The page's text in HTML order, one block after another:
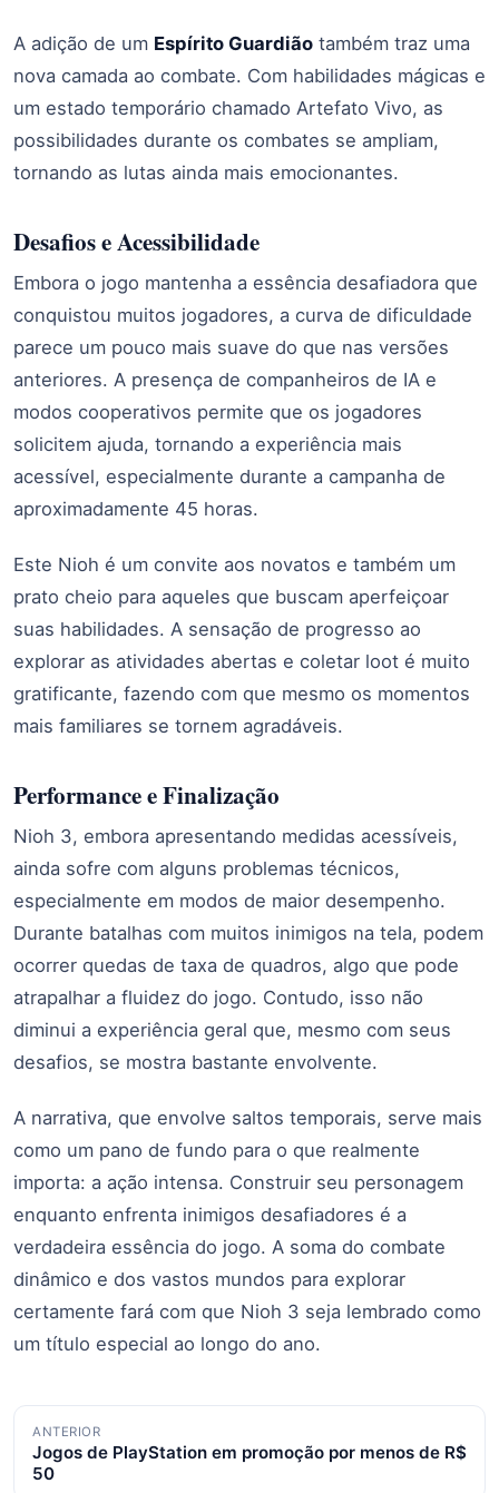
A adição de um Espírito Guardião também traz uma
nova camada ao combate. Com habilidades mágicas e
um estado temporário chamado Artefato Vivo, as
possibilidades durante os combates se ampliam,
tornando as lutas ainda mais emocionantes.
Desafios e Acessibilidade
Embora o jogo mantenha a essência desafiadora que
conquistou muitos jogadores, a curva de dificuldade
parece um pouco mais suave do que nas versões
anteriores. A presença de companheiros de IA e
modos cooperativos permite que os jogadores
solicitem ajuda, tornando a experiência mais
acessível, especialmente durante a campanha de
aproximadamente 45 horas.
Este Nioh é um convite aos novatos e também um
prato cheio para aqueles que buscam aperfeiçoar
suas habilidades. A sensação de progresso ao
explorar as atividades abertas e coletar loot é muito
gratificante, fazendo com que mesmo os momentos
mais familiares se tornem agradáveis.
Performance e Finalização
Nioh 3, embora apresentando medidas acessíveis,
ainda sofre com alguns problemas técnicos,
especialmente em modos de maior desempenho.
Durante batalhas com muitos inimigos na tela, podem
ocorrer quedas de taxa de quadros, algo que pode
atrapalhar a fluidez do jogo. Contudo, isso não
diminui a experiência geral que, mesmo com seus
desafios, se mostra bastante envolvente.
A narrativa, que envolve saltos temporais, serve mais
como um pano de fundo para o que realmente
importa: a ação intensa. Construir seu personagem
enquanto enfrenta inimigos desafiadores é a
verdadeira essência do jogo. A soma do combate
dinâmico e dos vastos mundos para explorar
certamente fará com que Nioh 3 seja lembrado como
um título especial ao longo do ano.
Navegação
de
ANTERIOR
Jogos de PlayStation em promoção por menos de R$
50